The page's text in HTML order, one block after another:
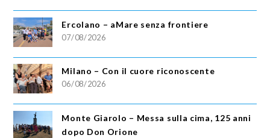
Ercolano – aMare senza frontiere
07/08/2026
Milano – Con il cuore riconoscente
06/08/2026
Monte Giarolo – Messa sulla cima, 125 anni
dopo Don Orione